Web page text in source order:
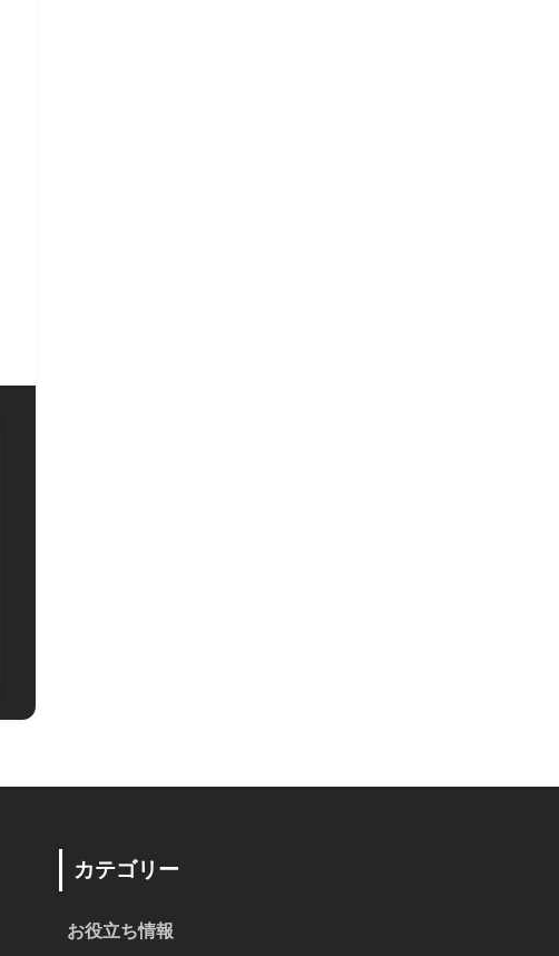
カテゴリー
お役立ち情報